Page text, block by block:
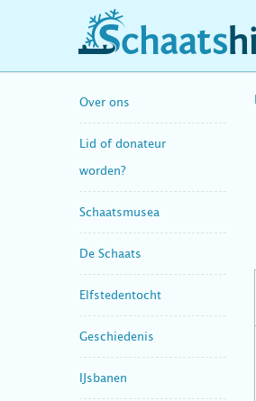
schaatshistorie.nl
Over ons
Lid of donateur
worden?
Schaatsmusea
De Schaats
Elfstedentocht
Geschiedenis
IJsbanen